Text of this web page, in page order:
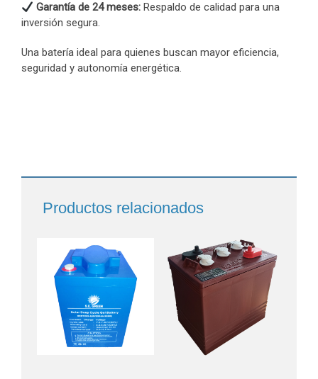
Garantía de 24 meses: Respaldo de calidad para una
inversión segura.
Una batería ideal para quienes buscan mayor eficiencia,
seguridad y autonomía energética.
Productos relacionados